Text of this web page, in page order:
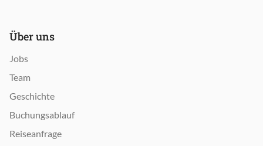
Über uns
Jobs
Team
Geschichte
Buchungsablauf
Reiseanfrage